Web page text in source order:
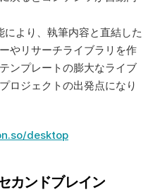
により、執筆内容と直結した
やリサーチライブラリを作
ンプレートの膨大なライブ
ロジェクトの出発点になり
desktop
カンドブレイン